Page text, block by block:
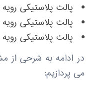
پالت پلاستیکی رویه صاف
پالت پلاستیکی رویه صاف
پالت پلاستیکی رویه صاف
در ادامه به شرحی از
می پردازیم: